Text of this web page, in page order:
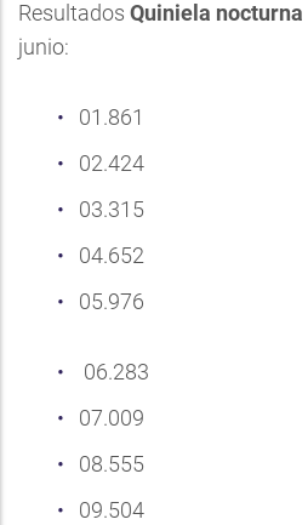
Resultados Quiniela nocturna
junio:
01.861
02.424
03.315
04.652
05.976
06.283
07.009
08.555
09.504